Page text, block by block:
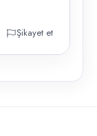
Şikayet et